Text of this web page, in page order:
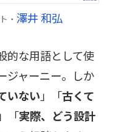
・ 澤井 和弘
的な用語として使
ジャーニー。しか
いない 」「古くて
」「実際、どう設計